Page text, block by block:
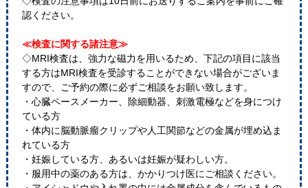
認ください。
≪検査に関する諸注意≫
◇MRI検査は、強力な磁力を用いるため、下記の項目に該当
する方はMRI検査を受診することができない場合がございま
すので、ご予約の際に必ずご相談をお願い致します。
・心臓ペースメーカー、除細動器、刺激電極などを身につけ
ている方
・体内に脳動脈瘤クリップや人工関節などの金属が埋め込ま
れている方
・妊娠している方、あるいは妊娠が疑わしい方。
・服用中の薬のある方は、かかりつけ医にご相談ください。